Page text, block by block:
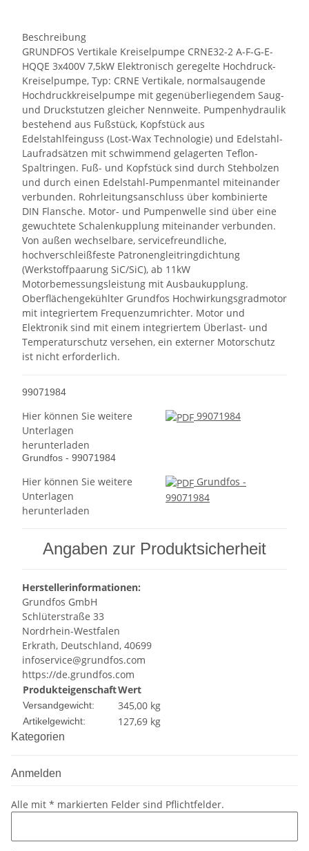
Beschreibung
GRUNDFOS Vertikale Kreiselpumpe CRNE32-2 A-F-G-E-
HQQE 3x400V 7,5kW Elektronisch geregelte Hochdruck-
Kreiselpumpe, Typ: CRNE Vertikale, normalsaugende
Hochdruckkreiselpumpe mit gegenüberliegendem Saug-
und Druckstutzen gleicher Nennweite. Pumpenhydraulik
bestehend aus Fußstück, Kopfstück aus
Edelstahlfeinguss (Lost-Wax Technologie) und Edelstahl-
Laufradsätzen mit schwimmend gelagerten Teflon-
Spaltringen. Fuß- und Kopfstück sind durch Stehbolzen
und durch einen Edelstahl-Pumpenmantel miteinander
verbunden. Rohrleitungsanschluss über kombinierte
DIN Flansche. Motor- und Pumpenwelle sind über eine
gewuchtete Schalenkupplung miteinander verbunden.
Von außen wechselbare, servicefreundliche,
hochverschleißfeste Patronengleitringdichtung
(Werkstoffpaarung SiC/SiC), ab 11kW
Motorbemessungsleistung mit Ausbaukupplung.
Oberflächengekühlter Grundfos Hochwirkungsgradmotor
mit integriertem Frequenzumrichter. Motor und
Elektronik sind mit einem integriertem Überlast- und
Temperaturschutz versehen, ein externer Motorschutz
ist nicht erforderlich.
99071984
Hier können Sie weitere
Unterlagen
herunterladen
99071984
Grundfos - 99071984
Hier können Sie weitere
Unterlagen
herunterladen
Grundfos -
99071984
Angaben zur Produktsicherheit
Herstellerinformationen:
Grundfos GmbH
Schlüterstraße 33
Nordrhein-Westfalen
Erkrath, Deutschland, 40699
infoservice@grundfos.com
https://de.grundfos.com
ProdukteigenschaftWert
Versandgewicht: 345,00 kg
Artikelgewicht: 127,69 kg
Kategorien
Anmelden
Alle mit * markierten Felder sind Pflichtfelder.